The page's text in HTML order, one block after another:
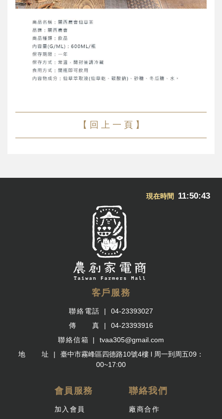
【 回 上 一 頁 】
現在時間 11:50:43
客戶服務
聯絡電話
04-23393027
傳 真
04-23393916
聯絡信箱
tvaa305@gmail.com
地 址
臺中市霧峰區四德路10號4樓 l 周一到周五09：
00~17:00
會員服務
加入會員
聯絡我們
廠商合作